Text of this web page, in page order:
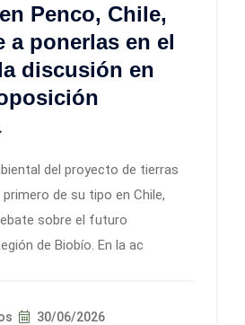
Penco, Chile,
a ponerlas en el
discusión en
del proyecto de tierras
de su tipo en Chile,
sobre el futuro
de Biobío. En la ac
30/06/2026